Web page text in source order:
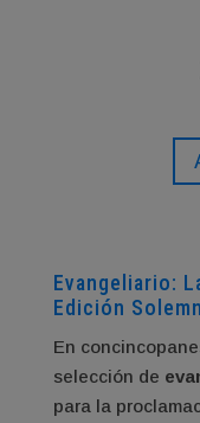
Evangeliario:
Edición
En
selección de
para la